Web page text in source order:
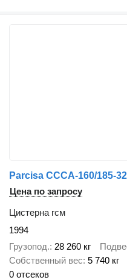
Parcisa CCCA-160/185-32
Цена по запросу
Цистерна гсм
1994
Грузопод. 28 260 кг
Собственный вес 5 740 кг
0 отсеков